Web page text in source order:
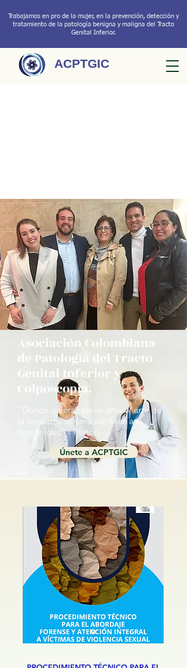
Trabajamos en pro de la mujer, en la prevención, detección y
tratamiento de la patología benigna y maligna del Tracto
Genital Inferior.
ACPTGIC
Asociación Colombiana
de Patología del Tracto
Genital Inferior y
Colposcopia.
"Donde quiera que se ama el arte de
la medicina se ama también a la
humanidad" - Platón.
Únete a ACPTGIC